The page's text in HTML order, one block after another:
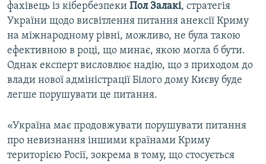
фахівець із кібербезпеки Пол Залакі, стратегія
України щодо висвітлення питання анексії Криму
на міжнародному рівні, можливо, не була такою
ефективною в році, що минає, якою могла б бути.
Однак експерт висловлює надію, що з приходом до
влади нової адміністрації Білого дому Києву буде
легше порушувати це питання.
«Україна має продовжувати порушувати питання
про невизнання іншими країнами Криму
територією Росії, зокрема в тому, що стосується